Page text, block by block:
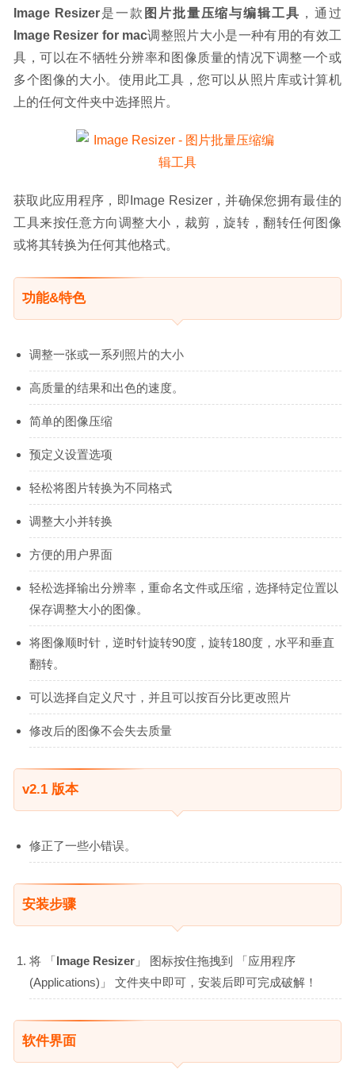
Image Resizer是一款 图片批量压缩与编辑工具 ，通过
Image Resizer for mac调整照片大小是一种有用的有效工
具，可以在不牺牲分辨率和图像质量的情况下调整一个或
多个图像的大小。使用此工具，您可以从照片库或计算机
上的任何文件夹中选择照片。
获取此应用程序，即Image Resizer，并确保您拥有最佳的
工具来按任意方向调整大小，裁剪，旋转，翻转任何图像
或将其转换为任何其他格式。
功能&特色
调整一张或一系列照片的大小
高质量的结果和出色的速度。
简单的图像压缩
预定义设置选项
轻松将图片转换为不同格式
调整大小并转换
方便的用户界面
轻松选择输出分辨率，重命名文件或压缩，选择特定位置以
保存调整大小的图像。
将图像顺时针，逆时针旋转90度，旋转180度，水平和垂直
翻转。
可以选择自定义尺寸，并且可以按百分比更改照片
修改后的图像不会失去质量
v2.1 版本
修正了一些小错误。
安装步骤
将 「Image Resizer 」 图标按住拖拽到 「应用程序
(Applications)」 文件夹中即可，安装后即可完成破解！
软件界面